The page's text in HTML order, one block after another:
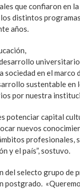
que confiaron en
distintos
años.
en el marco
sustentable en
por nuestra
potenciar capital
nuevos
profesionales,
y el país”, sostuvo.
selecto grupo de
postgrado.